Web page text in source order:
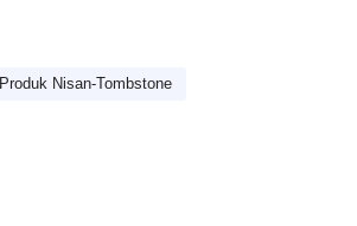
Produk Nisan-Tombstone